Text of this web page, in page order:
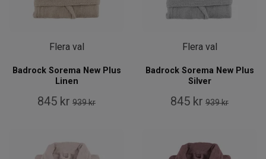
Flera val
Badrock Sorema New Plus
Linen
845 kr 939 kr
Flera val
Badrock Sorema New Plus
Silver
845 kr 939 kr